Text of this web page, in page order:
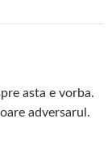
asta e vorba.
adversarul.